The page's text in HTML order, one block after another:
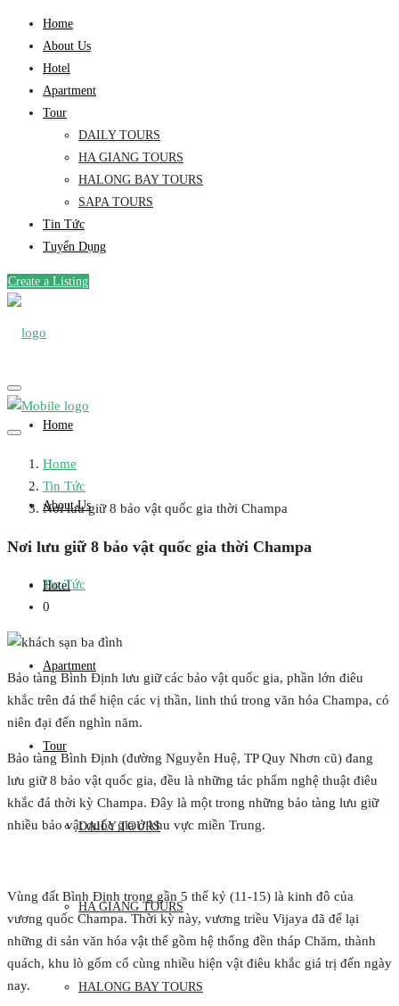
Home
About Us
Hotel
Apartment
Tour
DAILY TOURS
HA GIANG TOURS
HALONG BAY TOURS
SAPA TOURS
Tin Tức
Tuyển Dụng
Create a Listing
Home
About Us
Hotel
Apartment
Tour
DAILY TOURS
HA GIANG TOURS
HALONG BAY TOURS
Home
Tin Tức
Nơi lưu giữ 8 bảo vật quốc gia thời Champa
Nơi lưu giữ 8 bảo vật quốc gia thời Champa
Tin Tức
0
Bảo tàng Bình Định lưu giữ các bảo vật quốc gia, phần lớn điêu
khắc trên đá thể hiện các vị thần, linh thú trong văn hóa Champa, có
niên đại đến nghìn năm.
Bảo tàng Bình Định (đường Nguyễn Huệ, TP Quy Nhơn cũ) đang
lưu giữ 8 bảo vật quốc gia, đều là những tác phẩm nghệ thuật điêu
khắc đá thời kỳ Champa. Đây là một trong những bảo tàng lưu giữ
nhiều bảo vật quốc gia ở khu vực miền Trung.
Vùng đất Bình Định trong gần 5 thế kỷ (11-15) là kinh đô của
vương quốc Champa. Thời kỳ này, vương triều Vijaya đã để lại
những di sản văn hóa vật thể gồm hệ thống đền tháp Chăm, thành
quách, khu lò gốm cổ cùng nhiều hiện vật điêu khắc giá trị đến ngày
nay.